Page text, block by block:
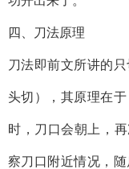
四、刀法原理
刀法即前文所讲的
头切），其原理在
时，刀口会朝上，
察刀口附近情况，